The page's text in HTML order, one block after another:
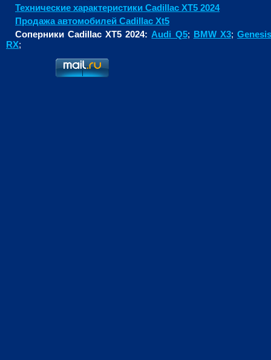
Технические характеристики Cadillac XT5 2024
Продажа автомобилей Cadillac Xt5
Соперники Cadillac XT5 2024: Audi Q5; BMW X3;
RX;